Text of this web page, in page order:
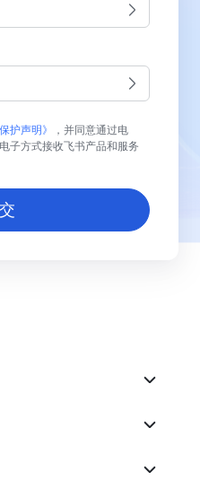
护声明》
，并同意通过电
子方式接收飞书产品和服务